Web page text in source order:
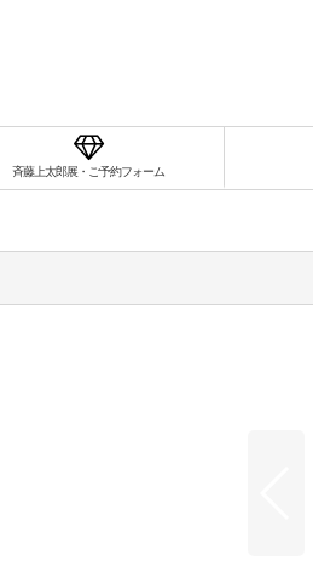
斉藤上太郎展・ご予約フォーム